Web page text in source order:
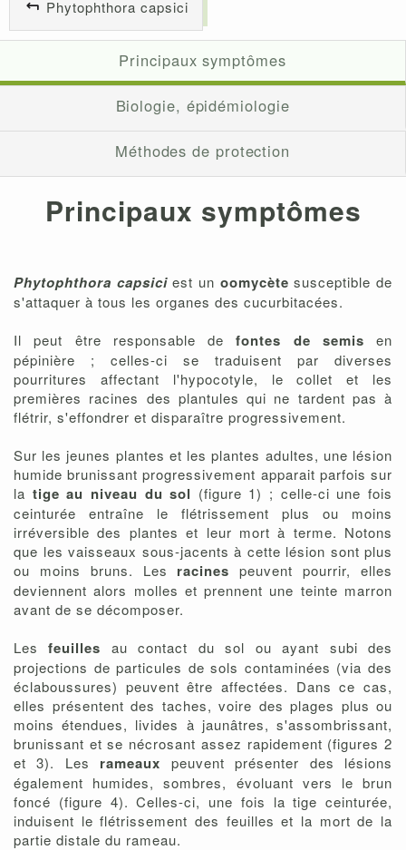
Phytophthora capsici
Principaux symptômes
Biologie, épidémiologie
Méthodes de protection
Principaux symptômes
Phytophthora capsiciest un oomycète susceptible de
s'attaquer à tous les organes des cucurbitacées.
Il peut être responsable defontes de semis en
pépinière ; celles-ci se traduisent par diverses
pourritures affectant l'hypocotyle, le collet et les
premières racines des plantules qui ne tardent pas à
flétrir, s'effondrer et disparaître progressivement.
Sur les jeunes plantes et les plantes adultes, une lésion
humide brunissant progressivement apparait parfois sur
la tige au niveau du sol (figure 1) ; celle-ci une fois
ceinturée entraîne le flétrissement plus ou moins
irréversible des plantes et leur mort à terme. Notons
que les vaisseaux sous-jacents à cette lésion sont plus
ou moins bruns. Les racinespeuvent pourrir, elles
deviennent alors molles et prennent une teinte marron
avant de se décomposer.
Lesfeuilles au contact du sol ou ayant subi des
projections de particules de sols contaminées (via des
éclaboussures) peuvent être affectées. Dans ce cas,
elles présentent des taches, voire des plages plus ou
moins étendues, livides à jaunâtres, s'assombrissant,
brunissant et se nécrosant assez rapidement (figures 2
et 3). Les rameaux peuvent présenter des lésions
également humides, sombres, évoluant vers le brun
foncé (figure 4). Celles-ci, une fois la tige ceinturée,
induisent le flétrissement des feuilles et la mort de la
partie distale du rameau.